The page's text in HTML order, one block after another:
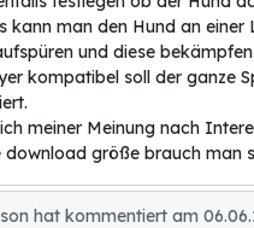
kann man den Hund an
und diese bekämpfen.
kompatibel soll der ganze
meiner Meinung nach
download größe brauch man
hat kommentiert am